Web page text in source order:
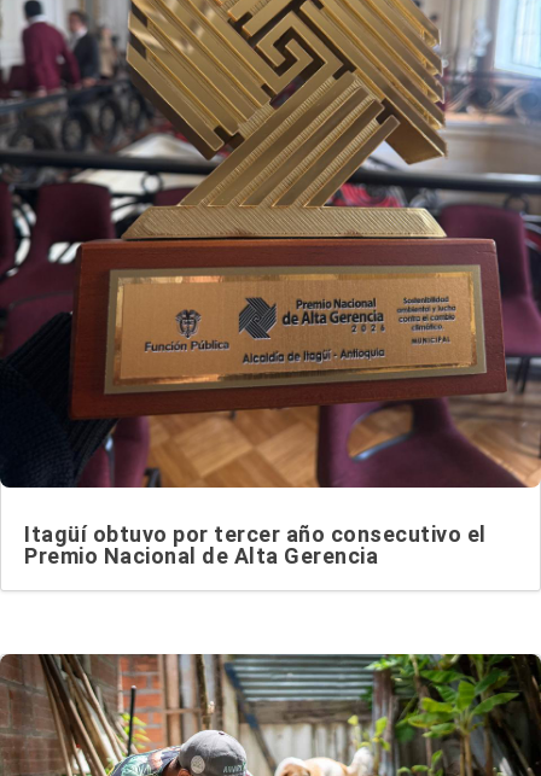
Itagüí obtuvo por tercer año consecutivo el
Premio Nacional de Alta Gerencia